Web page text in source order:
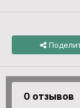
0 отзывов